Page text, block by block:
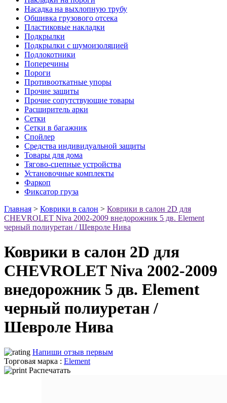
Насадка на выхлопную трубу
Обшивка грузового отсека
Пластиковые накладки
Подкрылки
Подкрылки с шумоизоляцией
Подлокотники
Поперечины
Пороги
Противооткатные упоры
Прочие защиты
Прочие сопутствующие товары
Расширитель арки
Сетки
Сетки в багажник
Спойлер
Средства индивидуальной защиты
Товары для дома
Тягово-сцепные устройства
Установочные комплекты
Фаркоп
Фиксатор груза
Главная > Коврики в салон > Коврики в салон 2D для
CHEVROLET Niva 2002-2009 внедорожник 5 дв. Element
черный полиуретан / Шевроле Нива
Коврики в салон 2D для
CHEVROLET Niva 2002-2009
внедорожник 5 дв. Element
черный полиуретан /
Шевроле Нива
Напиши отзыв первым
Торговая марка : Element
Распечатать